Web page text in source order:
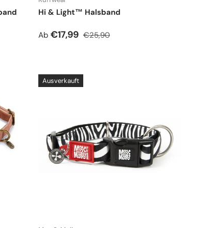
Hi & Light™ Halsband
Verkaufspreis
Ab €17,99 Normaler Preis
€25,90
Ausverkauft